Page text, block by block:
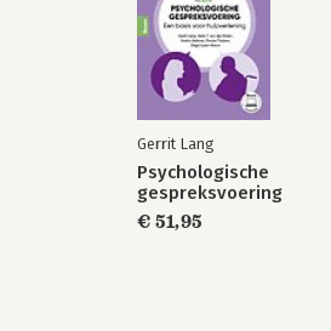
Gerrit Lang
Psychologische
gespreksvoering
€ 51,95